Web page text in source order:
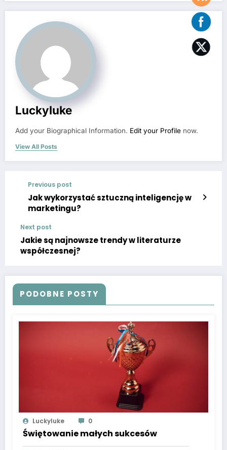
Luckyluke
Add your Biographical Information. Edit your Profile now.
View All Posts
Previous post
Jak wykorzystać sztuczną inteligencję w
marketingu?
Next post
Jakie są najnowsze trendy w literaturze
współczesnej?
PODOBNE POSTY
Luckyluke 0
Świętowanie małych sukcesów